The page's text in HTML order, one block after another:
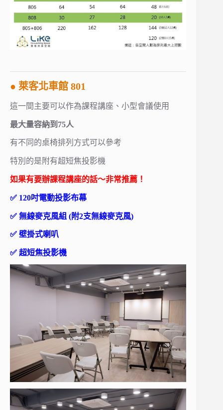
● 萊客北車館 801
這一間主要可以作為課程講座、小型會議使用
最大量容納到75人
有不同的桌椅排列方式可以參考
特別的是附有超短焦投影機
如果有要辦課程講座的話～非常推薦！
✅ 120吋電動投影布幕
✅ 無線麥克風組 (附2支無線麥克風)
✅ 壁掛式喇叭
✅ 超短焦投影機